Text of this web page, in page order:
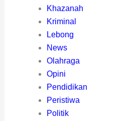
Khazanah
Kriminal
Lebong
News
Olahraga
Opini
Pendidikan
Peristiwa
Politik